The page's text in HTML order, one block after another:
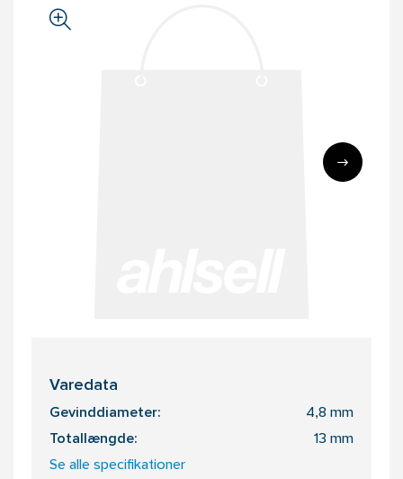
Varedata
Gevinddiameter: 4,8 mm
Totallængde: 13 mm
Se alle specifikationer